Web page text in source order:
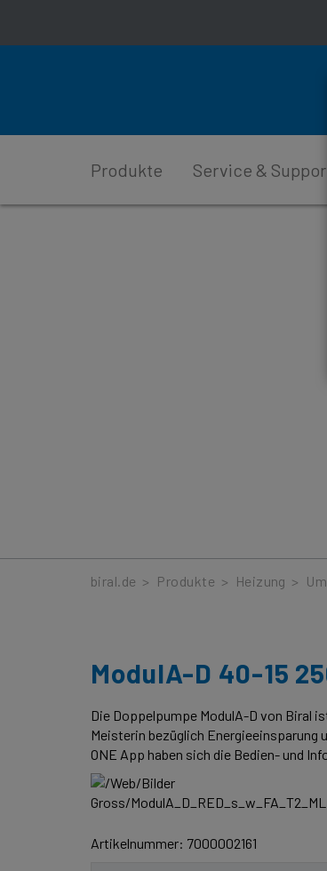
Produkte Service &
biral.de > Produkte > Heizung >
ModulA-D 40-15
Die Doppelpumpe ModulA-D von Biral
Meisterin bezüglich
ONE App haben sich die Bedien- und
Artikelnummer: 7000002161